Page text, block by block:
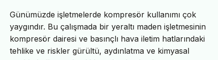
Günümüzde işletmelerde kompresör kullanımı çok
yaygındır. Bu çalışmada bir yeraltı maden işletmesinin
kompresör dairesi ve basınçlı hava iletim hatlarındaki
tehlike ve riskler gürültü, aydınlatma ve kimyasal